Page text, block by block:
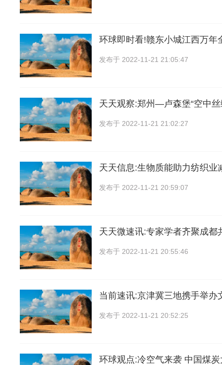
环球即时看!赣东小城江西万年
发布于 2022-11-21 21:05:47
天天观察:郑州—卢森堡“空中丝
发布于 2022-11-21 21:02:27
天天信息:生物质能助力纺织业
发布于 2022-11-21 20:59:07
天天微速讯:专家学者齐聚成都
发布于 2022-11-21 20:55:46
当前速讯:京津冀三地携手举办
发布于 2022-11-21 20:52:25
环球观点:冷空气来袭 中国煤